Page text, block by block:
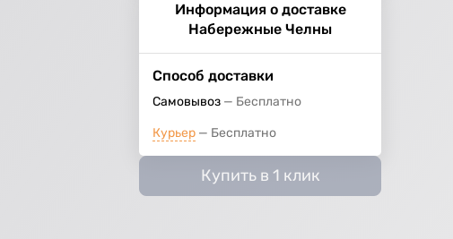
Информация о доставке
Набережные Челны
Способ доставки
Самовывоз Бесплатно
Курьер Бесплатно
Купить в 1 клик